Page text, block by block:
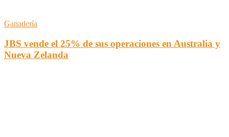
Ganadería
JBS vende el 25% de sus operaciones en Australia y
Nueva Zelanda